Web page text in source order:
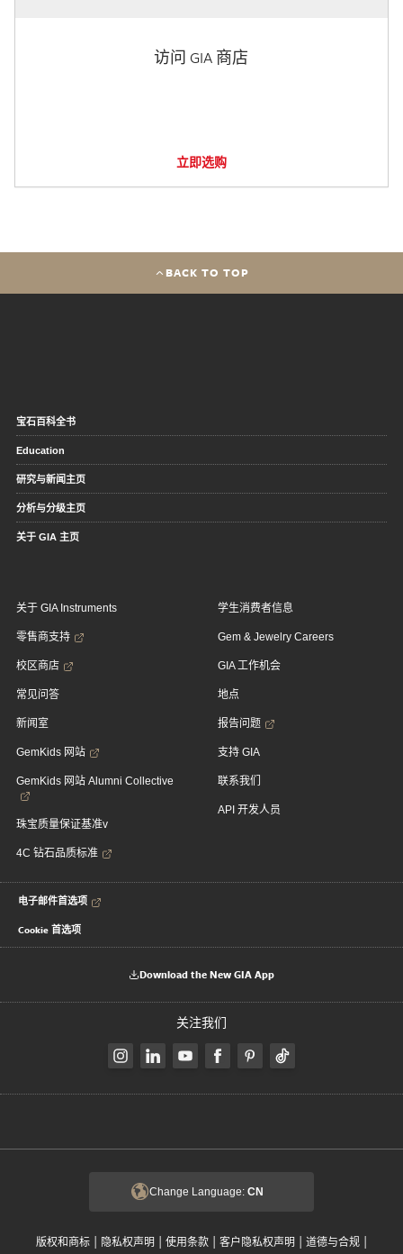
访问 GIA 商店
立即选购
BACK TO TOP
宝石百科全书
Education
研究与新闻主页
分析与分级主页
关于 GIA 主页
关于 GIA Instruments
零售商支持
校区商店
常见问答
新闻室
GemKids 网站
GemKids 网站 Alumni Collective
珠宝质量保证基准v
4C 钻石品质标准
学生消费者信息
Gem & Jewelry Careers
GIA 工作机会
地点
报告问题
支持 GIA
联系我们
API 开发人员
电子邮件首选项
Cookie 首选项
Download the New GIA App
关注我们
Change Language: CN
版权和商标 | 隐私权声明 | 使用条款 | 客户隐私权声明 | 道德与合规 |